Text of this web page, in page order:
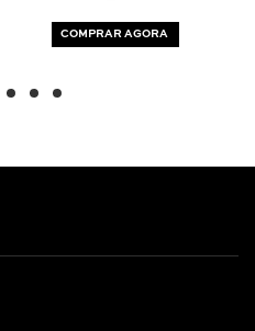
COMPRAR AGORA